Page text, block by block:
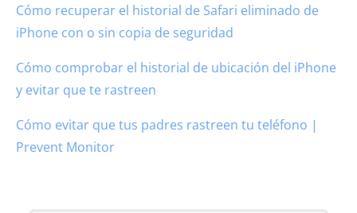
Cómo recuperar el historial de Safari eliminado de
iPhone con o sin copia de seguridad
Cómo comprobar el historial de ubicación del iPhone
y evitar que te rastreen
Cómo evitar que tus padres rastreen tu teléfono |
Prevent Monitor